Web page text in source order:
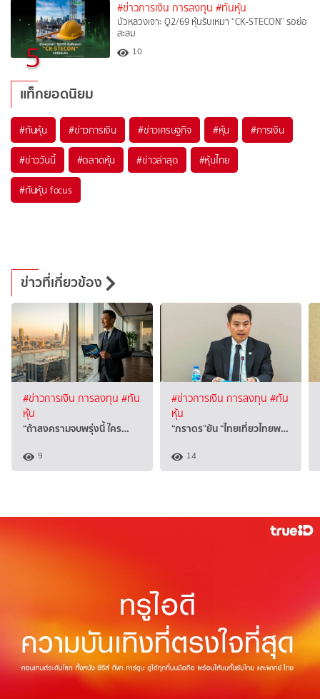
5
#ข่าวการเงิน การลงทุน #ทันหุ้น
บัวหลวงเจาะ Q2/69 หุ้นรับเหมา “CK-STECON” รอย่อ
สะสม
10
แท็กยอดนิยม
#ทันหุ้น #ข่าวการเงิน #ข่าวเศรษฐกิจ #หุ้น #การเงิน
#ข่าววันนี้ #ตลาดหุ้น #ข่าวล่าสุด #หุ้นไทย
#ทันหุ้น focus
ข่าวที่เกี่ยวข้อง
#ข่าวการเงิน การลงทุน #ทัน
หุ้น
“ถ้าสงครามจบพรุ่งนี้ ใคร…
9
#ข่าวการเงิน การลงทุน #ทัน
หุ้น
“ภราดร”ยัน “ไทยเที่ยวไทยพ…
14